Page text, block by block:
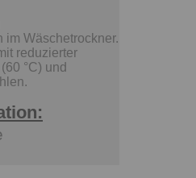
im Wäschetrockner.
reduzierter
°C) und